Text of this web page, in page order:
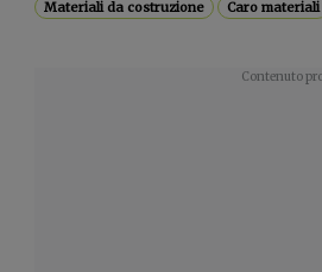
Materiali da costruzione
Caro materiali